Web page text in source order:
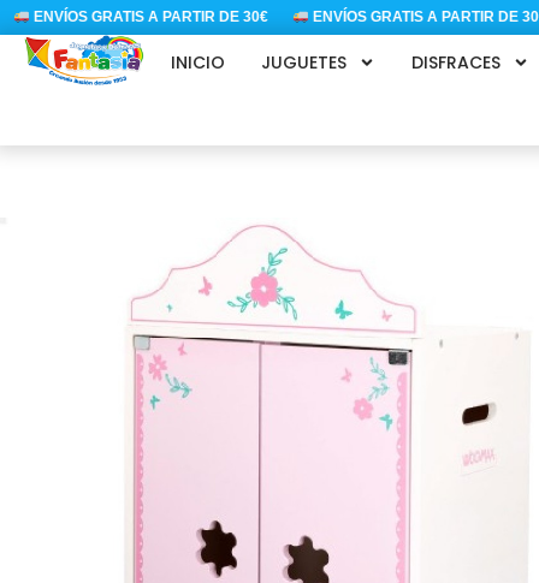
contenido
ENVÍOS GRATIS A PARTIR DE 30€ ENVÍOS GRATIS A PARTIR DE 30€
INICIO JUGUETES DISFRACES